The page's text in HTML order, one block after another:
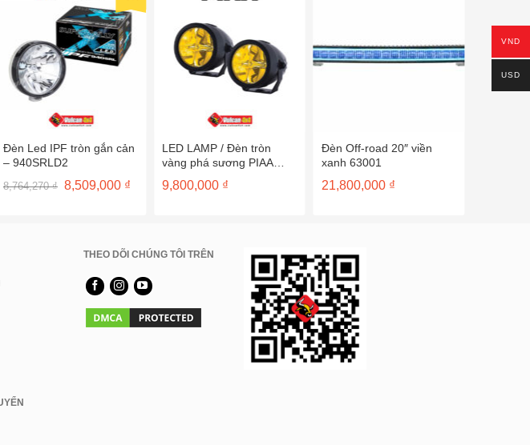
Đèn Led IPF tròn gắn cản
– 940SRLD2
8,764,270₫ Giá
gốc
8,509,000 ₫Giá
LED LAMP / Đèn tròn
vàng phá sương PIAA
DK276
9,800,000 ₫
Đèn Off-road 20″ viền
xanh 63001
21,800,000 ₫
THEO DÕI CHÚNG TÔI TRÊN
VND
USD